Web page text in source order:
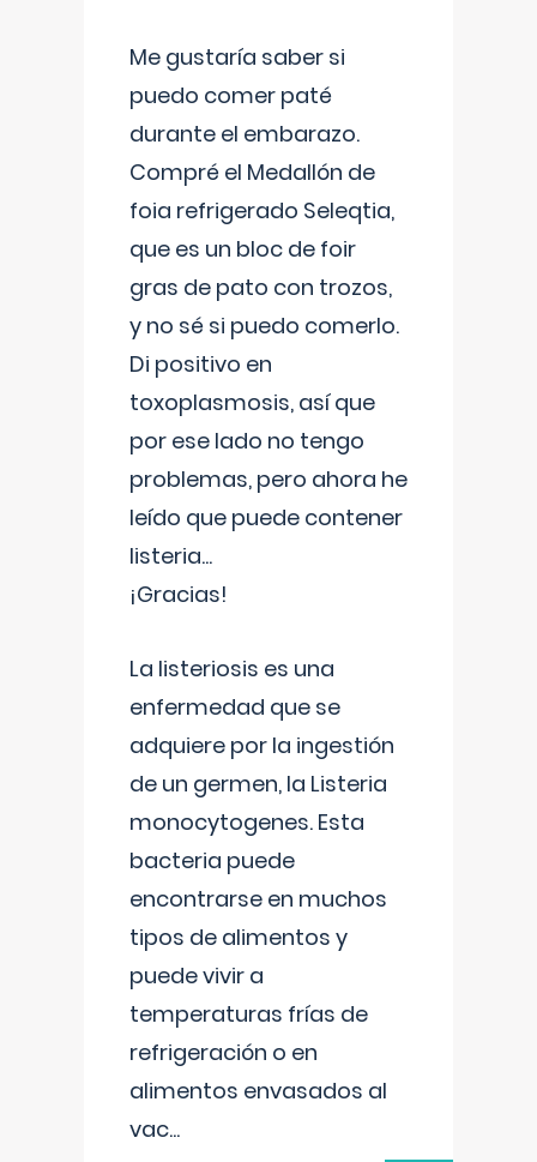
Me gustaría saber si
puedo comer paté
durante el embarazo.
Compré el Medallón de
foia refrigerado Seleqtia,
que es un bloc de foir
gras de pato con trozos,
y no sé si puedo comerlo.
Di positivo en
toxoplasmosis, así que
por ese lado no tengo
problemas, pero ahora he
leído que puede contener
listeria...
¡Gracias!
La listeriosis es una
enfermedad que se
adquiere por la ingestión
de un germen, la Listeria
monocytogenes. Esta
bacteria puede
encontrarse en muchos
tipos de alimentos y
puede vivir a
temperaturas frías de
refrigeración o en
alimentos envasados al
vac...